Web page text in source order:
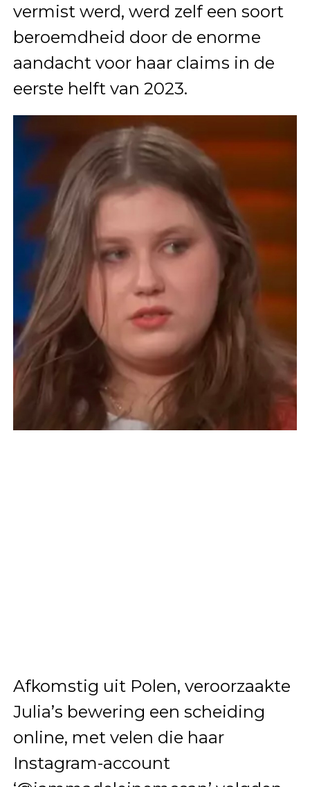
vermist werd, werd zelf een soort
beroemdheid door de enorme
aandacht voor haar claims in de
eerste helft van 2023.
Afkomstig uit Polen, veroorzaakte
Julia’s bewering een scheiding
online, met velen die haar
Instagram-account